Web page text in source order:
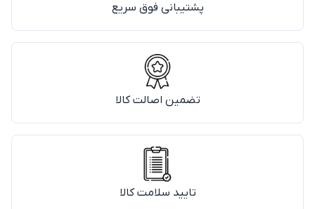
پشتیبانی فوق سریع
تضمین اصالت کالا
تایید سلامت کالا